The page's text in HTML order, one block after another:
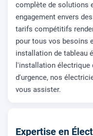
complète de solutions
engagement envers
tarifs compétitifs
pour tous vos besoins
installation de tableau
l'installation électrique
d'urgence, nos
vous assister.
Expertise en